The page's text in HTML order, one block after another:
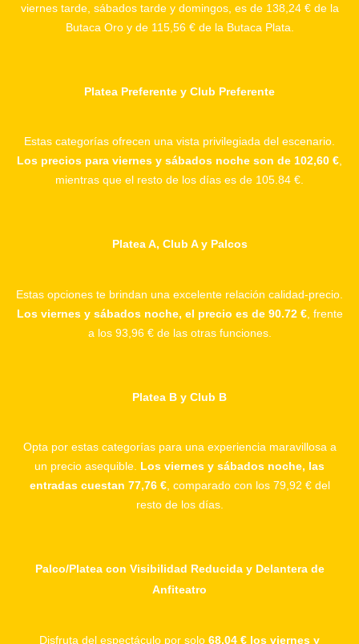
viernes tarde, sábados tarde y domingos, es de 138,24 € de la
Butaca Oro y de 115,56 € de la Butaca Plata.
Platea Preferente y Club Preferente
Estas categorías ofrecen una vista privilegiada del escenario.
Los precios para viernes y sábados noche son de 102,60 €
mientras que el resto de los días es de 105.84 €.
Platea A, Club A y Palcos
Estas opciones te brindan una excelente relación calidad-precio.
Los viernes y sábados noche, el precio es de 90.72 €, frente
a los 93,96 € de las otras funciones.
Platea B y Club B
Opta por estas categorías para una experiencia maravillosa a
un precio asequible. Los viernes y sábados noche, las
entradas cuestan 77,76 €, comparado con los 79,92 € del
resto de los días.
Palco/Platea con Visibilidad Reducida y Delantera de
Anfiteatro
Disfruta del espectáculo por solo 68,04 € los viernes y